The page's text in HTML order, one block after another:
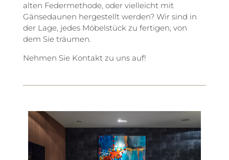
alten Federmethode, oder vielleicht mit
Gänsedaunen hergestellt werden? Wir sind in
der Lage, jedes Möbelstück zu fertigen, von
dem Sie träumen.
Nehmen Sie Kontakt zu uns auf!